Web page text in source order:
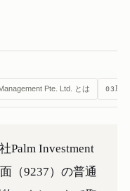
Pte. Ltd. とは 03取
Palm Investment
（9237）の普通